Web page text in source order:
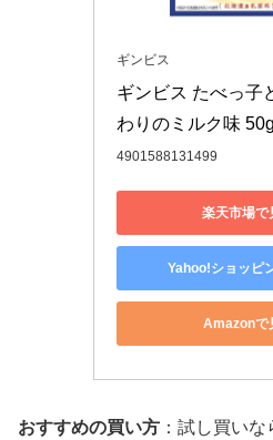
ギンビス
ギンビス たべっ子
わりのミルク味 50g
4901588131499
楽天市場で
Yahoo!ショッピ
Amazonで
おすすめの買い方 ：試し買い